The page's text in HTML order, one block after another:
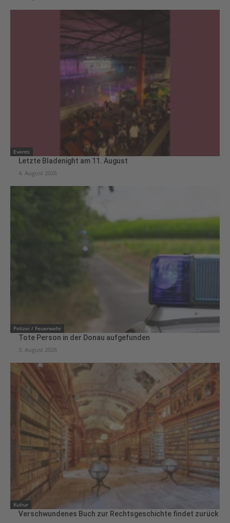
Events
Letzte Bladenight am 11. August
4. August 2026
Polizei / Feuerwehr
Tote Person in der Donau aufgefunden
3. August 2026
Kultur
Verschwundenes Buch zur Rechtsgeschichte findet zurück